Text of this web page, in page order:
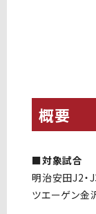
概要
■対象試合
明治安田J2・
ツエーゲン